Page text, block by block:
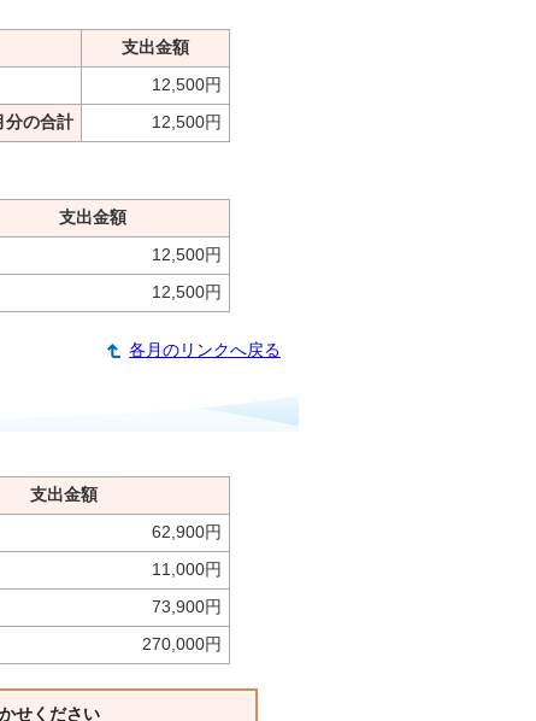
支出金額
12,500円
分の合計 12,500円
支出金額
12,500円
12,500円
各月のリンクへ戻る
支出金額
62,900円
11,000円
73,900円
270,000円
せください